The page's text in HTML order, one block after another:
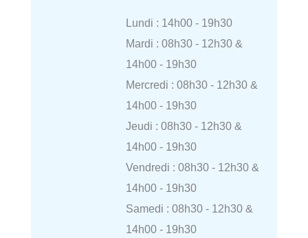
Lundi : 14h00 - 19h30
Mardi : 08h30 - 12h30 &
14h00 - 19h30
Mercredi : 08h30 - 12h30 &
14h00 - 19h30
Jeudi : 08h30 - 12h30 &
14h00 - 19h30
Vendredi : 08h30 - 12h30 &
14h00 - 19h30
Samedi : 08h30 - 12h30 &
14h00 - 19h30